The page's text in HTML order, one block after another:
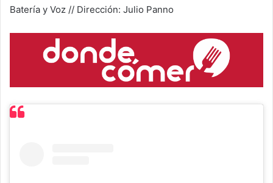
Batería y Voz // Dirección: Julio Panno